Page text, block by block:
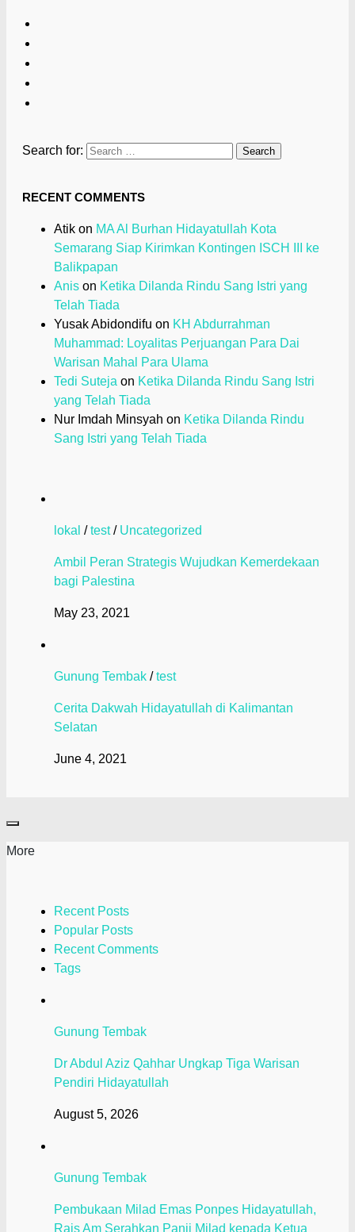
Search for:
RECENT COMMENTS
Atik on MA Al Burhan Hidayatullah Kota
Semarang Siap Kirimkan Kontingen ISCH III ke
Balikpapan
Anis on Ketika Dilanda Rindu Sang Istri yang
Telah Tiada
Yusak Abidondifu on KH Abdurrahman
Muhammad: Loyalitas Perjuangan Para Dai
Warisan Mahal Para Ulama
Tedi Suteja on Ketika Dilanda Rindu Sang Istri
yang Telah Tiada
Nur Imdah Minsyah on Ketika Dilanda Rindu
Sang Istri yang Telah Tiada
lokal /test/ Uncategorized
Ambil Peran Strategis Wujudkan Kemerdekaan
bagi Palestina
May 23, 2021
Gunung Tembak /test
Cerita Dakwah Hidayatullah di Kalimantan
Selatan
June 4, 2021
More
Recent Posts
Popular Posts
Recent Comments
Tags
Gunung Tembak
Dr Abdul Aziz Qahhar Ungkap Tiga Warisan
Pendiri Hidayatullah
August 5, 2026
Gunung Tembak
Pembukaan Milad Emas Ponpes Hidayatullah,
Rais Am Serahkan Panji Milad kepada Ketua